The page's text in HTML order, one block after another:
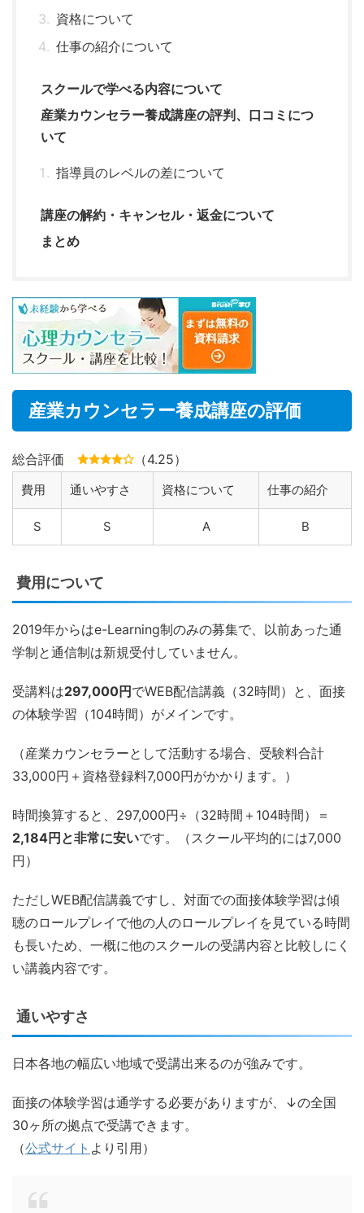
資格について
仕事の紹介について
スクールで学べる内容について
産業カウンセラー養成講座の評判、口コミにつ
いて
指導員のレベルの差について
講座の解約・キャンセル・返金について
まとめ
産業カウンセラー養成講座の評価
総合評価 （4.25）
費用 通いやすさ 資格について 仕事の紹介
S S A B
費用について
2019年からはe-Learning制のみの募集で、以前あった通
学制と通信制は新規受付していません。
受講料は297,000円 でWEB配信講義（32時間）と、面接
の体験学習（104時間）がメインです。
（産業カウンセラーとして活動する場合、受験料合計
33,000円＋資格登録料7,000円がかかります。）
時間換算すると、297,000円÷（32時間＋104時間）＝
2,184円と非常に安いです。（スクール平均的には7,000
円）
ただしWEB配信講義ですし、対面での面接体験学習は傾
聴のロールプレイで他の人のロールプレイを見ている時間
も長いため、一概に他のスクールの受講内容と比較しにく
い講義内容です。
通いやすさ
日本各地の幅広い地域で受講出来るのが強みです。
面接の体験学習は通学する必要がありますが、↓の全国
30ヶ所の拠点で受講できます。
（公式サイト より引用）